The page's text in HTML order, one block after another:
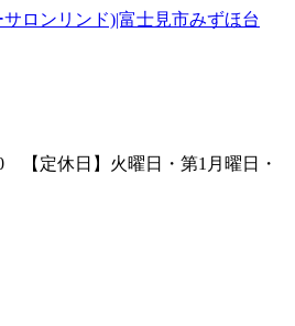
【定休日】火曜日・第1月曜日・